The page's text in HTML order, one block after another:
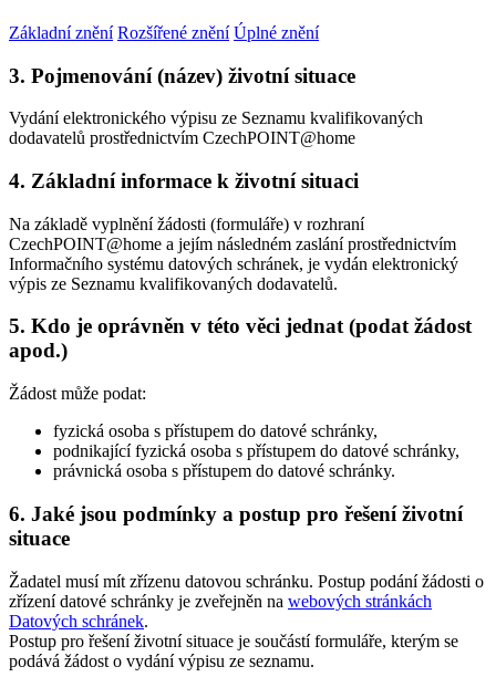
Základní znění Rozšířené znění Úplné znění
3. Pojmenování (název) životní situace
Vydání elektronického výpisu ze Seznamu kvalifikovaných
dodavatelů prostřednictvím CzechPOINT@home
4. Základní informace k životní situaci
Na základě vyplnění žádosti (formuláře) v rozhraní
CzechPOINT@home a jejím následném zaslání prostřednictvím
Informačního systému datových schránek, je vydán elektronický
výpis ze Seznamu kvalifikovaných dodavatelů.
5. Kdo je oprávněn v této věci jednat (podat žádost
apod.)
Žádost může podat:
fyzická osoba s přístupem do datové schránky,
podnikající fyzická osoba s přístupem do datové schránky,
právnická osoba s přístupem do datové schránky.
6. Jaké jsou podmínky a postup pro řešení životní
situace
Žadatel musí mít zřízenu datovou schránku. Postup podání žádosti o
zřízení datové schránky je zveřejněn na webových stránkách
Datových schránek.
Postup pro řešení životní situace je součástí formuláře, kterým se
podává žádost o vydání výpisu ze seznamu.